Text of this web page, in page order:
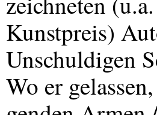
Kunstpreis)
Unschuldigen
Wo er